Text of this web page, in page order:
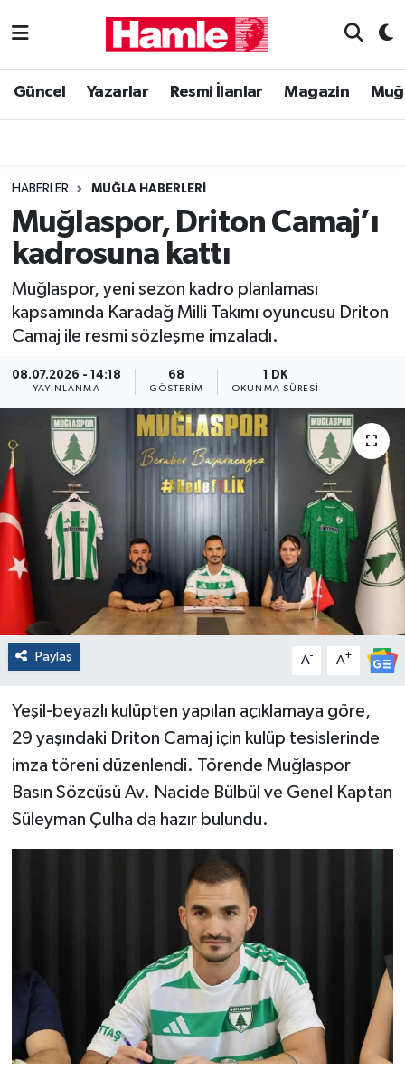
Güncel Yazarlar Resmi İlanlar Magazin
HABERLER MUĞLA HABERLERI
Muğlaspor, Driton Camaj’ı
kadrosuna kattı
Muğlaspor, yeni sezon kadro planlaması
kapsamında Karadağ Milli Takımı oyuncusu Driton
Camaj ile resmi sözleşme imzaladı.
08.07.2026 - 14:18
YAYINLANMA
68
GÖSTERIM
1 DK
OKUNMA SÜRESI
Paylaş A- A+
Yeşil-beyazlı kulüpten yapılan açıklamaya göre,
29 yaşındaki Driton Camaj için kulüp tesislerinde
imza töreni düzenlendi. Törende Muğlaspor
Basın Sözcüsü Av. Nacide Bülbül ve Genel Kaptan
Süleyman Çulha da hazır bulundu.
Güncel
Magazin
Muğla Haber
Siyaset
Muğla Nöbetçi Eczaneler
Muğla Trafik Yoğunluk Haritası
Süper Lig Puan Durumu ve Fikstür
Tüm Manşetler
Son Dakika Haberleri
Haber Arşivi